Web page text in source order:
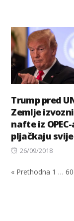
Trump pred
Zemlje
nafte iz OPEC-
pljačkaju
Posted
26/09/2018
« Prethodna 1 …